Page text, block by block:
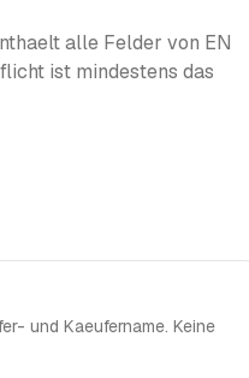
alle Felder von EN
ist mindestens das
und Kaeufername. Keine